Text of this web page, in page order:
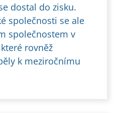
dostal do zisku.
společnosti se ale
společnostem v
rovněž
k meziročnímu